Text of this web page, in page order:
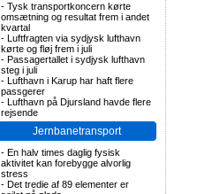
- Tysk transportkoncern kørte
omsætning og resultat frem i andet
kvartal
- Luftfragten via sydjysk lufthavn
kørte og fløj frem i juli
- Passagertallet i sydjysk lufthavn
steg i juli
- Lufthavn i Karup har haft flere
passgerer
- Lufthavn på Djursland havde flere
rejsende
Jernbanetransport
- En halv times daglig fysisk
aktivitet kan forebygge alvorlig
stress
- Det tredie af 89 elementer er